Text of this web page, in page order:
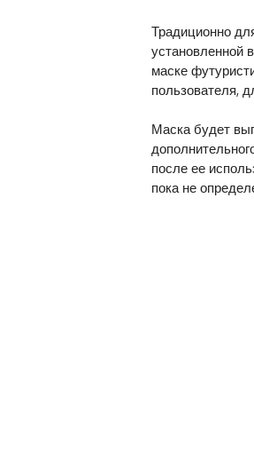
Традиционно
установленной
маске
пользователя,
Маска будет
после ее
пока не